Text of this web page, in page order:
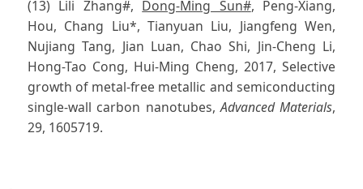
(13) Lili Zhang#, Dong-Ming Sun#, Peng-Xiang,
Hou, Chang Liu*, Tianyuan Liu, Jiangfeng Wen,
Nujiang Tang, Jian Luan, Chao Shi, Jin-Cheng Li,
Hong-Tao Cong, Hui-Ming Cheng, 2017, Selective
growth of metal-free metallic and semiconducting
single-wall carbon nanotubes,Advanced Materials,
29, 1605719.